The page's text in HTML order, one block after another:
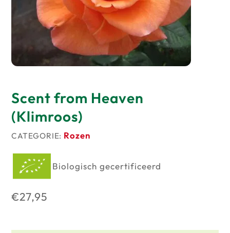
Scent from Heaven
(Klimroos)
CATEGORIE: Rozen
Biologisch gecertificeerd
€27,95